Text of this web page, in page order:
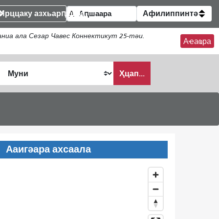
Ирццаку азхьарԥшқәа Афилиппинтә
ала Сезар Чавес Коннектикут 25-тәи.
Аҽаҩра
Ҳцап...
Ааигәара ахсаала